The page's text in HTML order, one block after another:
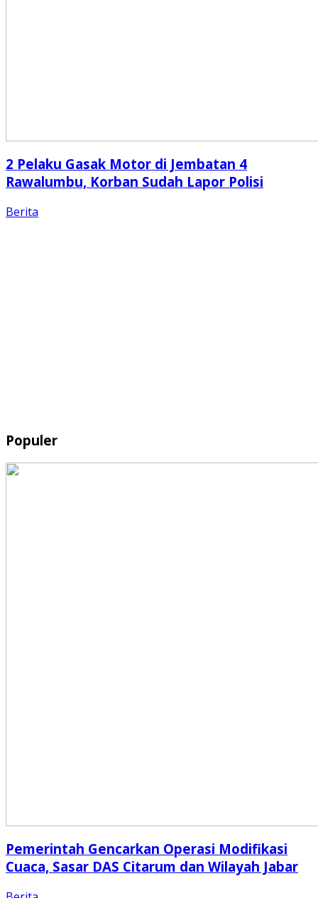
2 Pelaku Gasak Motor di Jembatan 4
Rawalumbu, Korban Sudah Lapor Polisi
Berita
Populer
Pemerintah Gencarkan Operasi Modifikasi
Cuaca, Sasar DAS Citarum dan Wilayah Jabar